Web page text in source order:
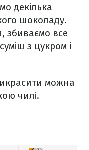
декілька
шоколаду.
збиваємо все
з цукром і
можна
чилі.